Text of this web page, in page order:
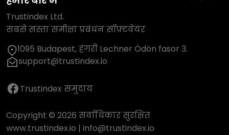
Trustindex Ltd.
सबसे सस्ता समीक्षा प्रबंधन सॉफ़्टवेयर
1095 Budapest, हंगरी Lechner Ödön fasor 3.
support@trustindex.io
Trustindex समुदाय
Copyright © 2026 सर्वाधिकार सुरक्षित
www.trustindex.io | info@trustindex.io